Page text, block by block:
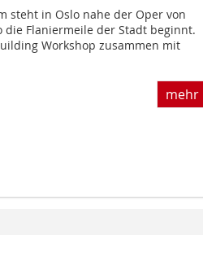
steht in Oslo nahe der Oper von
die Flaniermeile der Stadt beginnt.
Workshop zusammen mit
mehr